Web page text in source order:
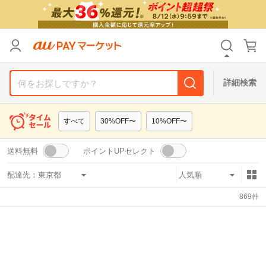
詳細検索
すべて 30%OFF〜 10%OFF〜
送料無料 ポイントUPセレクト
配達先：
869件
カテゴリ すべて
すべて
支払い方法 すべて
その他の条件
送料無料 タイムセール
Pontaパス特典対象すべて ポイントUPセレクトのみ
リセット
カテゴリ すべて
すべて
支払い方法 すべて
その他の条件
送料無料 タイムセール
Pontaパス特典対象すべて ポイントUPセレクトのみ